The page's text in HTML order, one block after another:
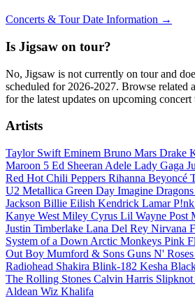
Concerts & Tour Date Information →
Is Jigsaw on tour?
No, Jigsaw is not currently on tour and
scheduled for 2026-2027. Browse related
for the latest updates on upcoming concert
Artists
Taylor Swift Eminem Bruno Mars Drake
Maroon 5 Ed Sheeran Adele Lady Gaga
Red Hot Chili Peppers Rihanna Beyoncé
U2 Metallica Green Day Imagine Dragons
Jackson Billie Eilish Kendrick LamarP!nk
Kanye West Miley Cyrus Lil Wayne Post
Justin Timberlake Lana Del Rey Nirvana
System of a Down Arctic Monkeys Pink
Out Boy Mumford & Sons Guns N' Roses
Radiohead Shakira Blink-182 Kesha
The Rolling Stones Calvin Harris Slipknot
Aldean Wiz Khalifa